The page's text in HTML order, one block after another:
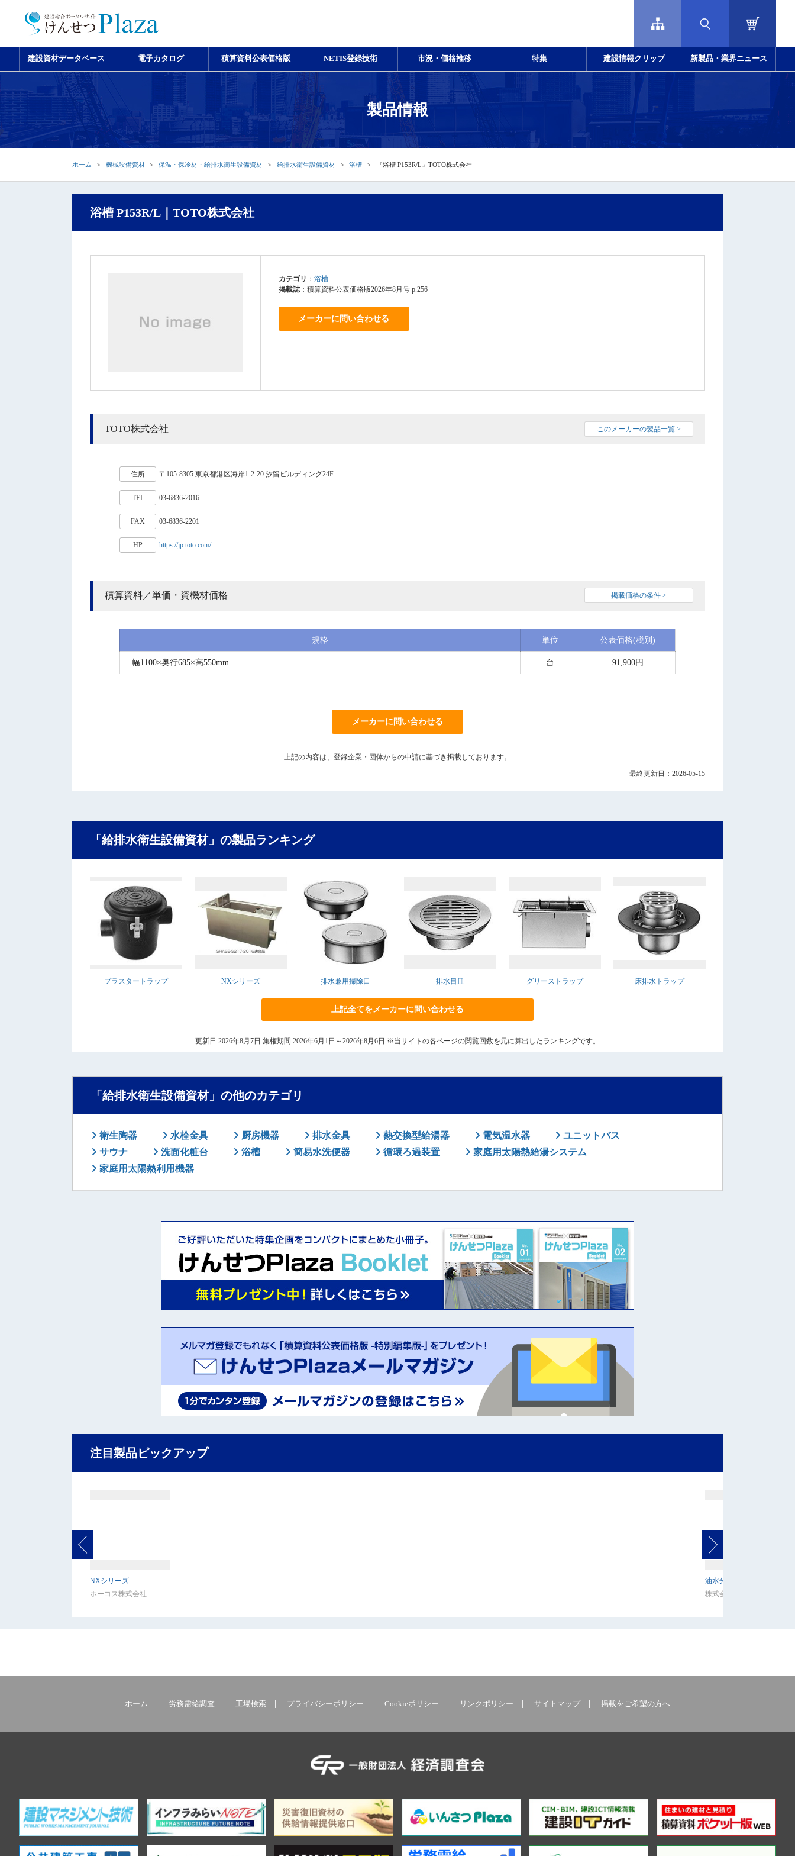
建設資材データベース 電子カタログ 積算資料公表価格版 NETIS登録技術 市況・価格推移 特集 建設情報クリップ 新製品・業界ニュース
製品情報
ホーム 機械設備資材 保温・保冷材・給排水衛生設備資材 給排水衛生設備資材 浴槽 『浴槽 P153R/L』TOTO株式会社
浴槽 P153R/L｜TOTO株式会社
カテゴリ ： 浴槽
掲載誌：積算資料公表価格版2026年8月号 p.256
メーカーに問い合わせる
TOTO株式会社 このメーカーの製品一覧 >
住所 〒105-8305 東京都港区海岸1-2-20 汐留ビルディング24F
TEL 03-6836-2016
FAX 03-6836-2201
HP https://jp.toto.com/
積算資料／単価・資機材価格 掲載価格の条件 >
規格 単位 公表価格(税別)
幅1100×奥行685×高550mm 台 91,900円
メーカーに問い合わせる
上記の内容は、登録企業・団体からの申請に基づき掲載しております。
最終更新日：2026-05-15
「給排水衛生設備資材」の製品ランキング
プラスタートラップ NXシリーズ 排水兼用掃除口 排水目皿 グリーストラップ 床排水トラップ
上記全てをメーカーに問い合わせる
更新日:2026年8月7日 集権期間:2026年6月1日～2026年8月6日 ※当サイトの各ページの閲覧回数を元に算出したランキングです。
「給排水衛生設備資材」の他のカテゴリ
衛生陶器 水栓金具 厨房機器 排水金具 熱交換型給湯器 電気温水器
ユニットバス
サウナ
洗面化粧台 浴槽 簡易水洗便器 循環ろ過装置
家庭用太陽熱給湯システム
家庭用太陽熱利用機器
注目製品ピックアップ
NXシリーズ
ホーコス株式会社
油水分離槽 底付一般型 4連
株式会社オーイケ
ホーム 労務需給調査 工場検索 プライバシーポリシー Cookieポリシー リンクポリシー サイトマップ 掲載をご希望の方へ